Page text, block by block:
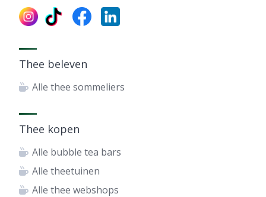
Thee beleven
Alle thee sommeliers
Thee kopen
Alle bubble tea bars
Alle theetuinen
Alle thee webshops